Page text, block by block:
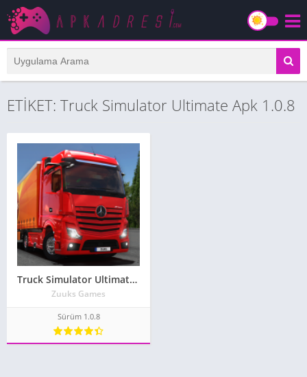
ETİKET: Truck Simulator Ultimate Apk 1.0.8
Truck Simulator Ultimate Apk 1.0.8 Son Sürüm
Zuuks Games
Sürüm 1.0.8